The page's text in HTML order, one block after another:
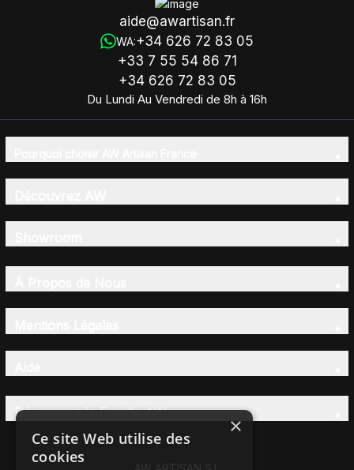
aide@awartisan.fr
WA:+34 626 72 83 05
+33 7 55 54 86 71
+34 626 72 83 05
Du Lundi Au Vendredi de 8h à 16h
Découvrez la Famille AW
×
Ce site Web utilise des
cookies